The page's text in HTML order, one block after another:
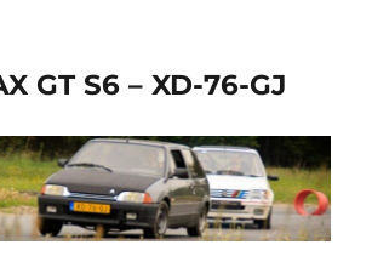
GT S6 – XD-76-GJ